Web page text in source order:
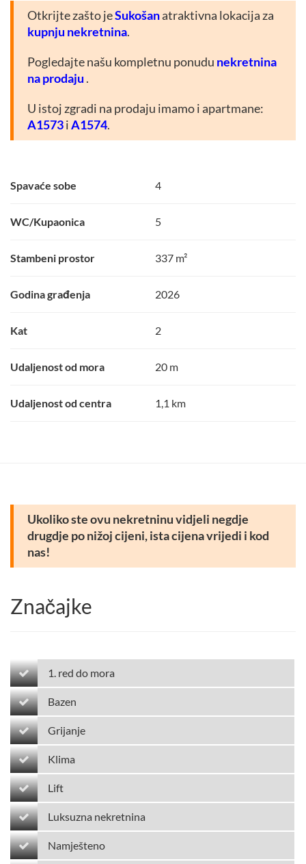
Otkrijte zašto jeSukošanatraktivna lokacija za
kupnju nekretnina.
Pogledajte našu kompletnu ponudu nekretnina
na prodaju .
U istoj zgradi na prodaju imamo i apartmane:
A1573iA1574.
Spavaće sobe 4
WC/Kupaonica 5
Stambeni prostor 337 m²
Godina građenja 2026
Kat 2
Udaljenost od mora 20 m
Udaljenost od centra 1,1 km
Ukoliko ste ovu nekretninu vidjeli negdje
drugdje po nižoj cijeni, ista cijena vrijedi i kod
nas!
Značajke
1. red do mora
Bazen
Grijanje
Klima
Lift
Luksuzna nekretnina
Namješteno